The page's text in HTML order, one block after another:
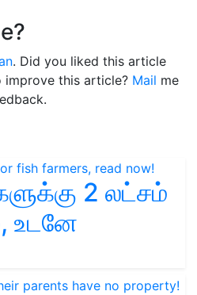
. Did you liked this article
improve this article? Mail me
2 லட்சம்
உடனே